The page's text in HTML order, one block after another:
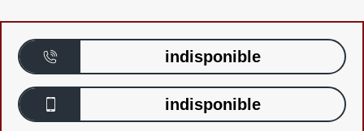
indisponible
indisponible